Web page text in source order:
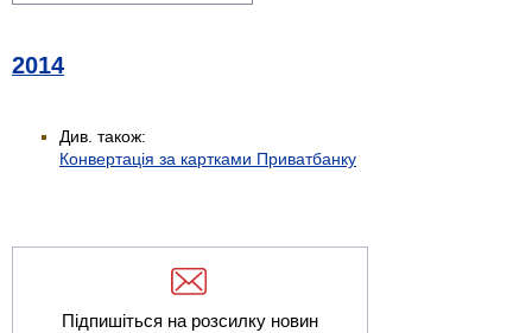
2014
Див. також:
Конвертація за картками Приватбанку
Підпишіться на розсилку новин